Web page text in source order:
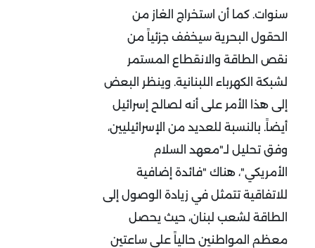
سنوات. كما أن استخراج الغاز من
الحقول البحرية سيخفف جزئياً من
نقص الطاقة والانقطاع المستمر
لشبكة الكهرباء اللبنانية. وينظر البعض
إلى هذا الأمر على أنه لصالح إسرائيل
أيضاً. بالنسبة للعديد من الإسرائيليين،
وفق تحليل لـ"معهد السلام
الأمريكي"، هناك "فائدة إضافية
للاتفاقية تتمثل في زيادة الوصول إلى
الطاقة لشعب لبنان، حيث يحصل
معظم المواطنين حالياً على ساعتين